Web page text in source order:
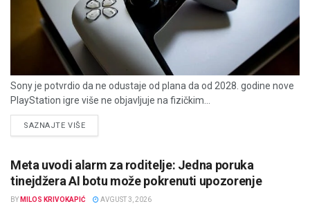
Sony je potvrdio da ne odustaje od plana da od 2028. godine nove
PlayStation igre više ne objavljuje na fizičkim...
SAZNAJTE VIŠEDETAILS
Meta uvodi alarm za roditelje: Jedna poruka
tinejdžera AI botu može pokrenuti upozorenje
BY MILOS KRIVOKAPIĆ AVGUST 3, 2026